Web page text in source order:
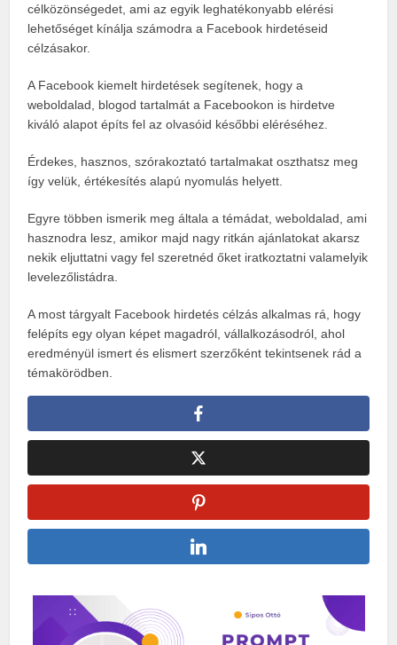
célközönségedet, ami az egyik leghatékonyabb elérési
lehetőséget kínálja számodra a Facebook hirdetéseid
célzásakor.
A Facebook kiemelt hirdetések segítenek, hogy a
weboldalad, blogod tartalmát a Facebookon is hirdetve
kiváló alapot építs fel az olvasóid későbbi eléréséhez.
Érdekes, hasznos, szórakoztató tartalmakat oszthatsz meg
így velük, értékesítés alapú nyomulás helyett.
Egyre többen ismerik meg általa a témádat, weboldalad, ami
hasznodra lesz, amikor majd nagy ritkán ajánlatokat akarsz
nekik eljuttatni vagy fel szeretnéd őket iratkoztatni valamelyik
levelezőlistádra.
A most tárgyalt Facebook hirdetés célzás alkalmas rá, hogy
felépíts egy olyan képet magadról, vállalkozásodról, ahol
eredményül ismert és elismert szerzőként tekintsenek rád a
témakörödben.